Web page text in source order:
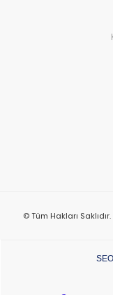
© Tüm Hakları
SEO